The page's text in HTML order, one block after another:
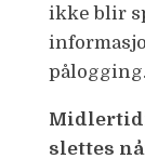
ikke blir
pålogging.
slettes